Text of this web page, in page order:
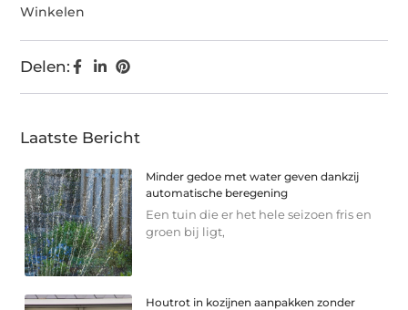
Winkelen
Delen:
Laatste Bericht
Minder gedoe met water geven dankzij
automatische beregening
Een tuin die er het hele seizoen fris en
groen bij ligt,
Houtrot in kozijnen aanpakken zonder